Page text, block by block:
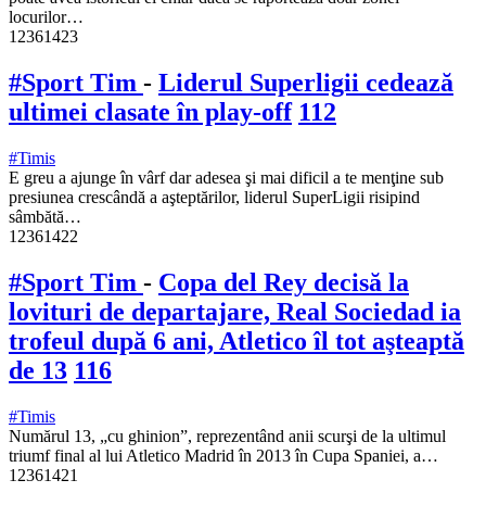
locurilor…
12361423
#Sport Tim - Liderul Superligii cedează
ultimei clasate în play-off 112
#Timis
E greu a ajunge în vârf dar adesea şi mai dificil a te menţine sub
presiunea crescândă a aşteptărilor, liderul SuperLigii risipind
sâmbătă…
12361422
#Sport Tim - Copa del Rey decisă la
lovituri de departajare, Real Sociedad ia
trofeul după 6 ani, Atletico îl tot aşteaptă
de 13 116
#Timis
Numărul 13, „cu ghinion”, reprezentând anii scurşi de la ultimul
triumf final al lui Atletico Madrid în 2013 în Cupa Spaniei, a…
12361421